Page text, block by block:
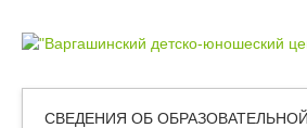
СВЕДЕНИЯ ОБ